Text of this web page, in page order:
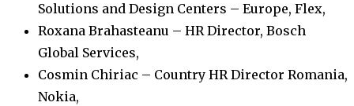
Solutions and Design Centers – Europe, Flex,
Roxana Brahasteanu – HR Director, Bosch
Global Services,
Cosmin Chiriac – Country HR Director Romania,
Nokia,